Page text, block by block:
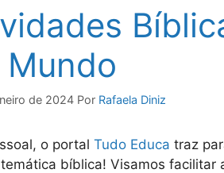
de 2024 Por Rafaela Diniz
o portal Tudo Educa traz
bíblica! Visamos facilitar